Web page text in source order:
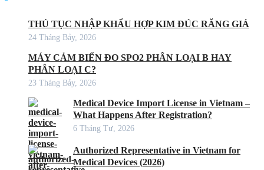
THỦ TỤC NHẬP KHẨU HỢP KIM ĐÚC RĂNG GIẢ
24 Tháng Bảy, 2026
MÁY CẢM BIẾN ĐO SPO2 PHÂN LOẠI B HAY
PHÂN LOẠI C?
23 Tháng Bảy, 2026
Medical Device Import License in Vietnam –
What Happens After Registration?
6 Tháng Tư, 2026
Authorized Representative in Vietnam for
Medical Devices (2026)